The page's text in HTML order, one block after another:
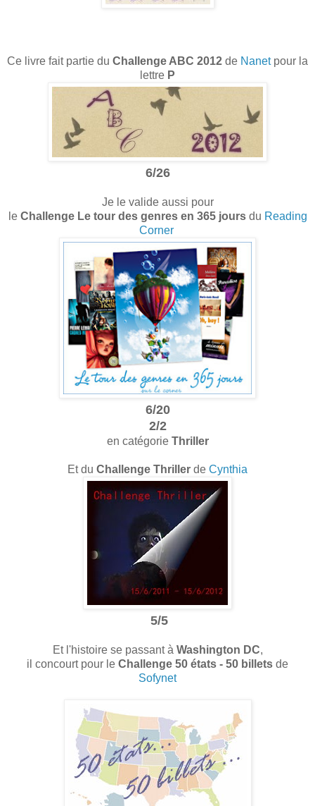
Ce livre fait partie du Challenge ABC 2012 de Nanetpour la
lettre P
6/26
Je le valide aussi pour
le Challenge Le tour des genres en 365 joursdu Reading
Corner
6/20
2/2
en catégorie Thriller
Et du Challenge Thriller de Cynthia
5/5
Et l'histoire se passant à Washington DC,
il concourt pour le Challenge 50 états - 50 billets de
Sofynet